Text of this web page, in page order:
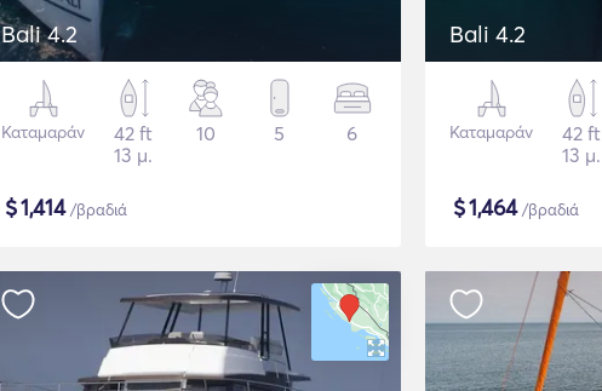
Bali 4.2
Καταμαράν
42 ft
13 μ.
10 5 6
$1,414/βραδιά
Bali 4.2
Καταμαράν
42 ft
13 μ.
$1,464/βραδιά